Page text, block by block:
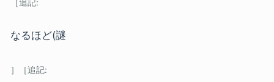
なるほど(謎